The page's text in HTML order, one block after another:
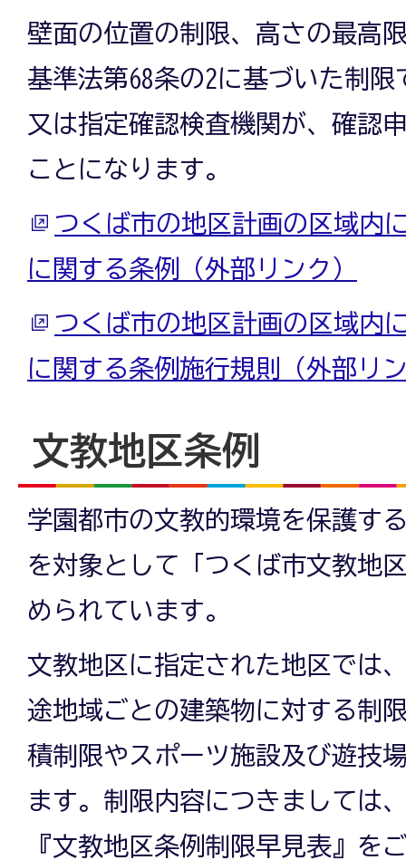
壁面の位置の制限、高さの最高
基準法第68条の2に基づいた制
又は指定確認検査機関が、確認
ことになります。
つくば市の地区計画の区域内
に関する条例（外部リンク）
つくば市の地区計画の区域内
に関する条例施行規則（外部リ
文教地区条例
学園都市の文教的環境を保護す
を対象として「つくば市文教地
められています。
文教地区に指定された地区では
途地域ごとの建築物に対する制
積制限やスポーツ施設及び遊技
ます。制限内容につきましては
『文教地区条例制限早見表』を